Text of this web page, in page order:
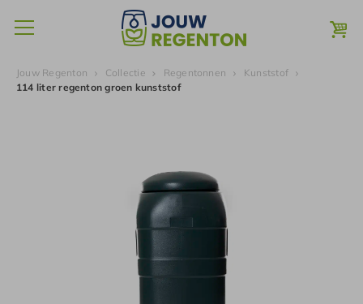
Jouw Regenton Collectie Regentonnen
Kunststof
114 liter regenton groen kunststof